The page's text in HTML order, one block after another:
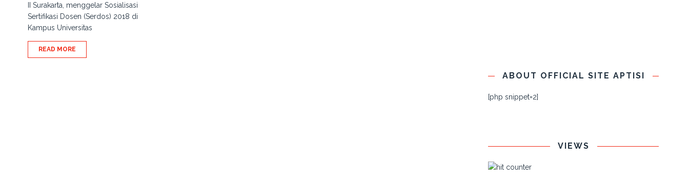
II Surakarta, menggelar Sosialisasi
Sertifikasi Dosen (Serdos) 2018 di
Kampus Universitas
READ MORE
ABOUT OFFICIAL SITE APTISI
[php snippet=2]
VIEWS